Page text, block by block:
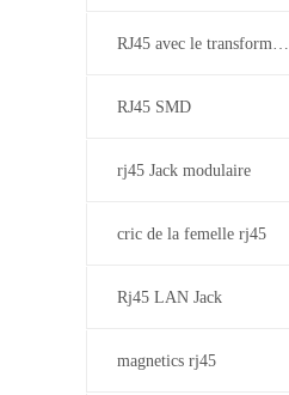
RJ45 avec le transformateur
RJ45 SMD
rj45 Jack modulaire
cric de la femelle rj45
Rj45 LAN Jack
magnetics rj45